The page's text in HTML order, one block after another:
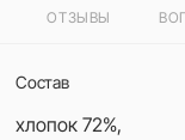
ОТЗЫВЫ
Состав
хлопок 72%,